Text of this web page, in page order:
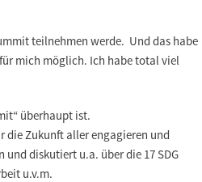
teilnehmen werde. Und das habe
mich möglich. Ich habe total viel
überhaupt ist.
die Zukunft aller engagieren und
und diskutiert u.a. über die 17 SDG
u.v.m.